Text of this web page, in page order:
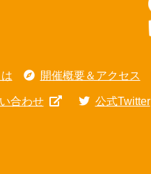
開催概要＆アクセス
合わせ 公式Twitter